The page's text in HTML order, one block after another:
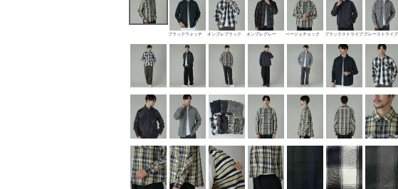
ブラックウォッチ オンブレブラック オンブレグレー ベージュチェック ブラックストライプ グレーストライプ